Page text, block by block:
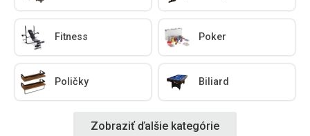
Fitness Poker
Poličky Biliard
Zobraziť ďalšie kategórie